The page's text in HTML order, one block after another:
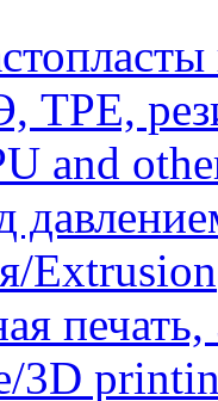
TPE,
and
Extrusion
3D